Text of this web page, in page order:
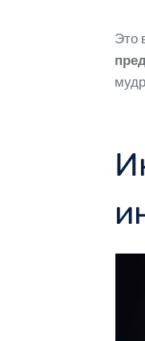
Это